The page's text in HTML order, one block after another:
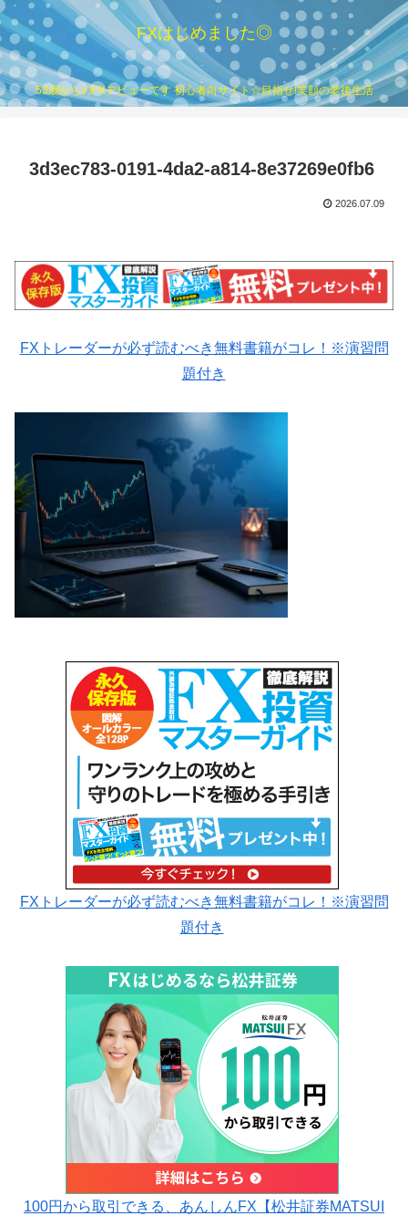
FXはじめました◎
53歳からのFXデビューです 初心者向サイト☆目指せ!笑顔の老後生活
3d3ec783-0191-4da2-a814-8e37269e0fb6
2026.07.09
FXトレーダーが必ず読むべき無料書籍がコレ！※演習問
題付き
FXトレーダーが必ず読むべき無料書籍がコレ！※演習問
題付き
100円から取引できる、あんしんFX【松井証券MATSUI